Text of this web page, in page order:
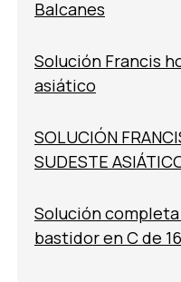
Balcanes
Solución Francis
asiático
SOLUCIÓN
SUDESTE
Solución
bastidor en C de